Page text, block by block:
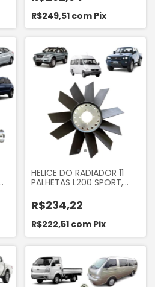
R$249,51 com Pix
HELICE DO RADIADOR 11
PALHETAS L200 SPORT,
310 312
R$234,22
R$222,51 com Pix